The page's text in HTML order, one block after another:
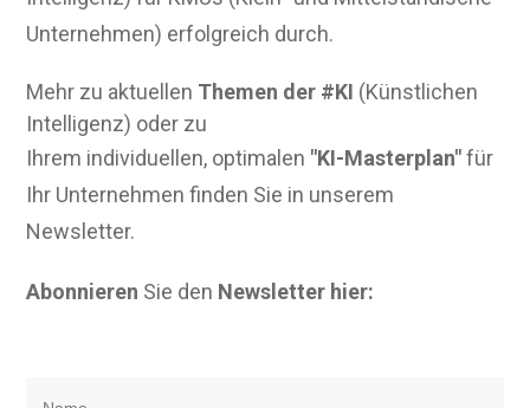
Unternehmen) erfolgreich durch.
Mehr zu aktuellen Themen der #KI (Künstlichen
Intelligenz) oder zu
Ihrem individuellen, optimalen "KI-Masterplan"für
Ihr Unternehmen finden Sie in unserem
Newsletter.
Abonnieren Sie den Newsletter hier: